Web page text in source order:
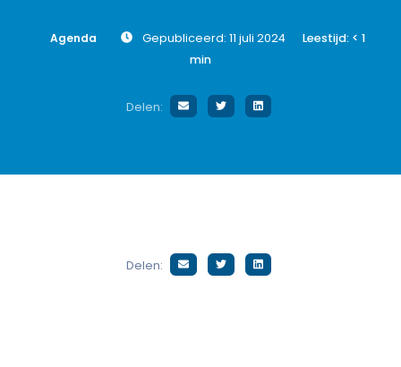
Agenda Gepubliceerd: 11 juli 2024 Leestijd: < 1
min
Delen:
Delen: